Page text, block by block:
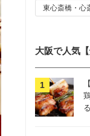
東心斎橋・心
大阪で人気